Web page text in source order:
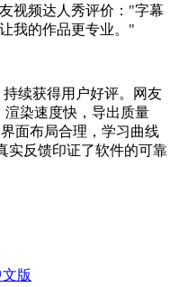
视频达人秀评价："字幕
我的作品更专业。"
持续获得用户好评。网友
染速度快，导出质量
面布局合理，学习曲线
实反馈印证了软件的可靠